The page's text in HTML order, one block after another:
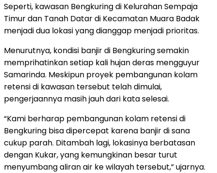
Seperti, kawasan Bengkuring di Kelurahan Sempaja
Timur dan Tanah Datar di Kecamatan Muara Badak
menjadi dua lokasi yang dianggap menjadi prioritas.
Menurutnya, kondisi banjir di Bengkuring semakin
memprihatinkan setiap kali hujan deras mengguyur
Samarinda. Meskipun proyek pembangunan kolam
retensi di kawasan tersebut telah dimulai,
pengerjaannya masih jauh dari kata selesai.
“Kami berharap pembangunan kolam retensi di
Bengkuring bisa dipercepat karena banjir di sana
cukup parah. Ditambah lagi, lokasinya berbatasan
dengan Kukar, yang kemungkinan besar turut
menyumbang aliran air ke wilayah tersebut,” ujarnya.